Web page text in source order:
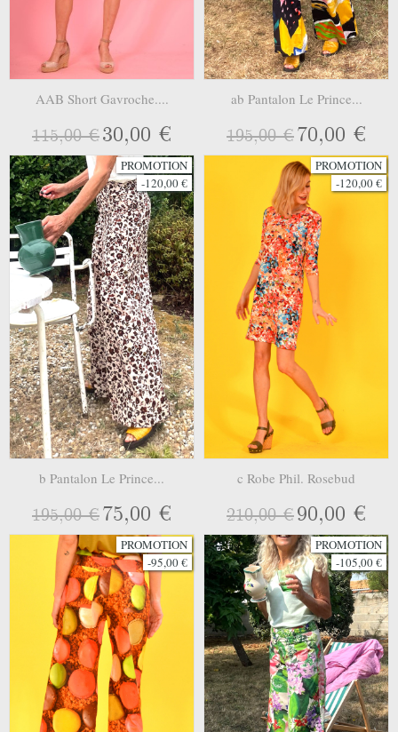
AAB Short Gavroche....
115,00 €30,00 €
ab Pantalon Le Prince...
195,00 €70,00 €
PROMOTION
-120,00 €
b Pantalon Le Prince...
195,00 €75,00 €
PROMOTION
-120,00 €
c Robe Phil. Rosebud
210,00 €90,00 €
PROMOTION
-95,00 €
PROMOTION
-105,00 €